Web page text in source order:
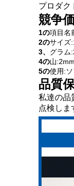
プロダク
競争
1の項目名
2のサイズ
3、 グラム
4の山
5の使用:
品質
私達の品
点検しま